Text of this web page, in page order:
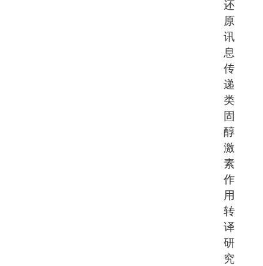
还
原
讯
息
传
递
类
固
醇
激
素
作
用
转
译
研
究